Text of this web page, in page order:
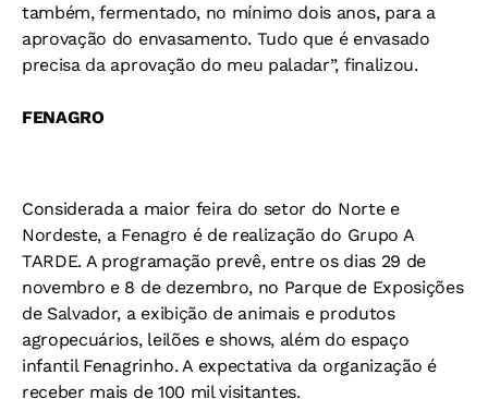
também, fermentado, no mínimo dois anos, para a
aprovação do envasamento. Tudo que é envasado
precisa da aprovação do meu paladar”, finalizou.
FENAGRO
Considerada a maior feira do setor do Norte e
Nordeste, a Fenagro é de realização do Grupo A
TARDE. A programação prevê, entre os dias 29 de
novembro e 8 de dezembro, no Parque de Exposições
de Salvador, a exibição de animais e produtos
agropecuários, leilões e shows, além do espaço
infantil Fenagrinho. A expectativa da organização é
receber mais de 100 mil visitantes.